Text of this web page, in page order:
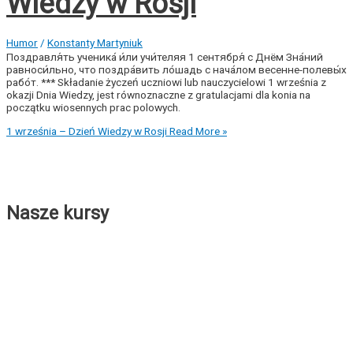
Humor/ Konstanty Martyniuk
Поздравля́ть ученика́ и́ли учи́теляя 1 сентября́ с Днём Зна́ний
равноси́льно, что поздра́вить ло́шадь с нача́лом весенне-полевы́х
рабо́т. *** Składanie życzeń uczniowi lub nauczycielowi 1 września z
okazji Dnia Wiedzy, jest równoznaczne z gratulacjami dla konia na
początku wiosennych prac polowych.
1 września – Dzień Wiedzy w RosjiRead More »
Nasze kursy